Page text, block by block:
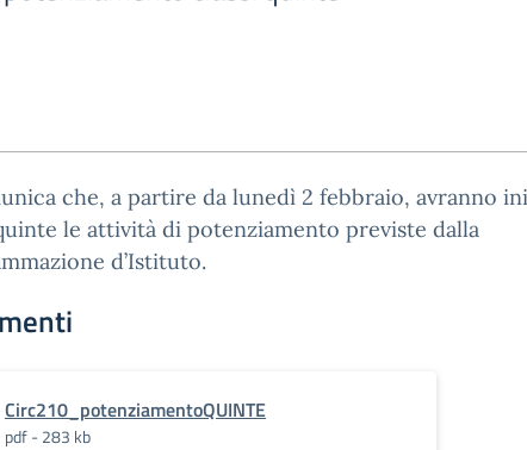
che, a partire da lunedì 2 febbraio, avranno
le attività di potenziamento previste dalla
d’Istituto.
Circ210_potenziamentoQUINTE
pdf - 283 kb